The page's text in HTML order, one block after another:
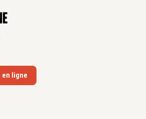
SECTION 17)
PHILOSOPHIE (Université de
en ligne